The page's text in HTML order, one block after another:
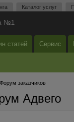
Каталог услуг
№1
статей Сервис
Форум заказчиков
Адвего